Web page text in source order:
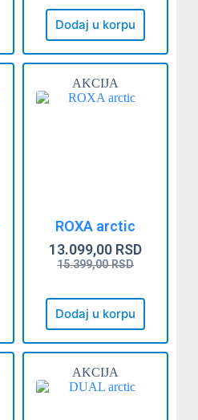
Dodaj u korpu
AKCIJA
ROXA arctic
15.399,00RSD
13.099,00 RSD
Dodaj u korpu
AKCIJA